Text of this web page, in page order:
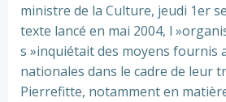
ministre de la Culture, jeudi 1er
texte lancé en mai 2004, l
s »inquiétait des moyens fournis
nationales dans le cadre de leur
Pierrefitte, notamment en